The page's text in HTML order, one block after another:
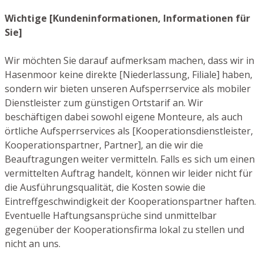
Wichtige [Kundeninformationen, Informationen für
Sie]
Wir möchten Sie darauf aufmerksam machen, dass wir in
Hasenmoor keine direkte [Niederlassung, Filiale] haben,
sondern wir bieten unseren Aufsperrservice als mobiler
Dienstleister zum günstigen Ortstarif an. Wir
beschäftigen dabei sowohl eigene Monteure, als auch
örtliche Aufsperrservices als [Kooperationsdienstleister,
Kooperationspartner, Partner], an die wir die
Beauftragungen weiter vermitteln. Falls es sich um einen
vermittelten Auftrag handelt, können wir leider nicht für
die Ausführungsqualität, die Kosten sowie die
Eintreffgeschwindigkeit der Kooperationspartner haften.
Eventuelle Haftungsansprüche sind unmittelbar
gegenüber der Kooperationsfirma lokal zu stellen und
nicht an uns.